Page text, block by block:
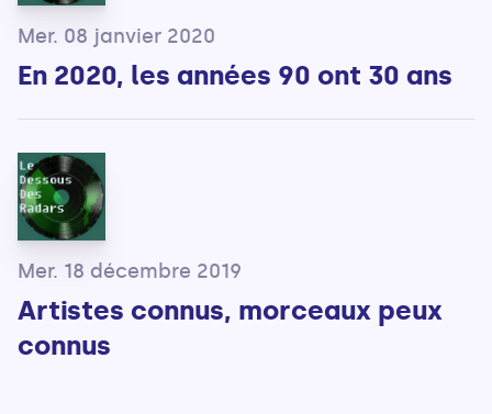
Mer. 08 janvier 2020
En 2020, les années 90 ont 30 ans
Mer. 18 décembre 2019
Artistes connus, morceaux peux
connus